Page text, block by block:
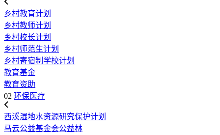
乡村教育计划
乡村教师计划
乡村校长计划
乡村师范生计划
乡村寄宿制学校计划
教育基金
教育资助
02 环保医疗
西溪湿地水资源研究保护计划
马云公益基金会公益林